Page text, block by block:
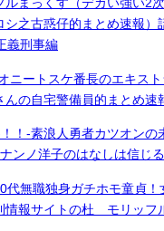
ルまっくす（デカい強い2
シ之古惑仔的まとめ速報）
義刑事編
ニートスケ番長のエキスト
んの自宅警備員的まとめ速
！-素浪人勇者カツオンの
ンノ洋子のはなしは信じ
職独身ガチホモ童貞！
情報サイトの杜 モリッフ